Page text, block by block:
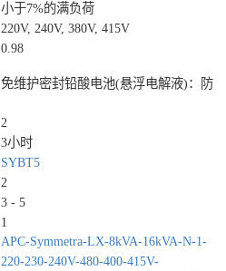
小于7%的满负荷
220V, 240V, 380V, 415V
0.98
免维护密封铅酸电池(悬浮电解液)：防
2
3小时
SYBT5
2
3 - 5
1
APC-Symmetra-LX-8kVA-16kVA-N-1-
220-230-240V-480-400-415V-